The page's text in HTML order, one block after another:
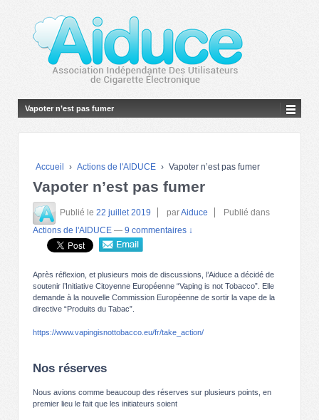
Vapoter n’est pas fumer
Accueil › Actions de l'AIDUCE › Vapoter n’est pas fumer
Vapoter n’est pas fumer
Publié le 22 juillet 2019 parAiduce
Publié dans
Actions de l'AIDUCE — 9 commentaires ↓
Après réflexion, et plusieurs mois de discussions, l’Aiduce a décidé de
soutenir l’Initiative Citoyenne Européenne “Vaping is not Tobacco”. Elle
demande à la nouvelle Commission Européenne de sortir la vape de la
directive “Produits du Tabac”.
https://www.vapingisnottobacco.eu/fr/take_action/
Nos réserves
Nous avions comme beaucoup des réserves sur plusieurs points, en
premier lieu le fait que les initiateurs soient